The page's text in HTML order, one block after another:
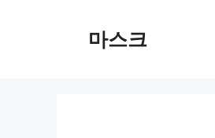
마스크